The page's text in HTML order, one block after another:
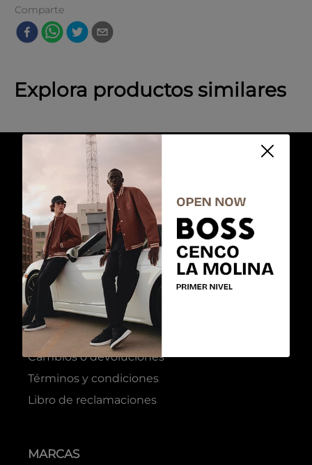
Comparte
Explora productos similares
-40 %
BORSA DONNA
Talla
UNICA
Colores
Negro
$ 137.40 $ 229 00
COMPRAR
ADOLFO DOMINGUEZ
Talla
UNICA
Colores